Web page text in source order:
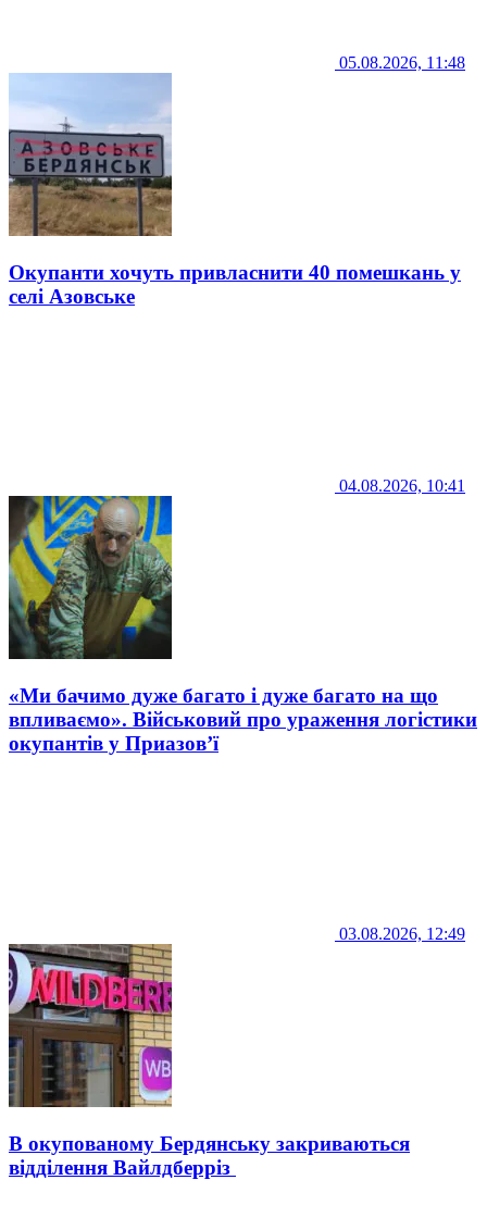
05.08.2026, 11:48
Окупанти хочуть привласнити 40 помешкань у
селі Азовське
04.08.2026, 10:41
«Ми бачимо дуже багато і дуже багато на що
впливаємо». Військовий про ураження логістики
окупантів у Приазов’ї
03.08.2026, 12:49
В окупованому Бердянську закриваються
відділення Вайлдберріз